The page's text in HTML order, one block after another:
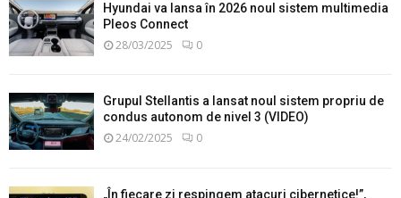
Hyundai va lansa în 2026 noul sistem multimedia
Pleos Connect
28/03/2025 0
Grupul Stellantis a lansat noul sistem propriu de
condus autonom de nivel 3 (VIDEO)
24/02/2025 0
„În fiecare zi respingem atacuri cibernetice!”,